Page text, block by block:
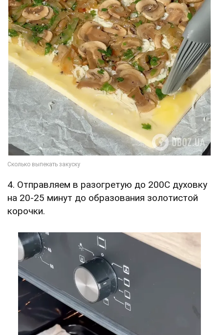
4. Отправляем в разогретую до 200С духовку
на 20-25 минут до образования золотистой
корочки.